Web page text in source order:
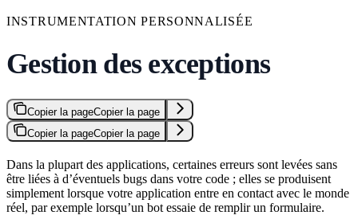
INSTRUMENTATION PERSONNALISÉE
Gestion des exceptions
Copier la pageCopier la page
Copier la pageCopier la page
Dans la plupart des applications, certaines erreurs sont levées sans
être liées à d’éventuels bugs dans votre code ; elles se produisent
simplement lorsque votre application entre en contact avec le monde
réel, par exemple lorsqu’un bot essaie de remplir un formulaire.